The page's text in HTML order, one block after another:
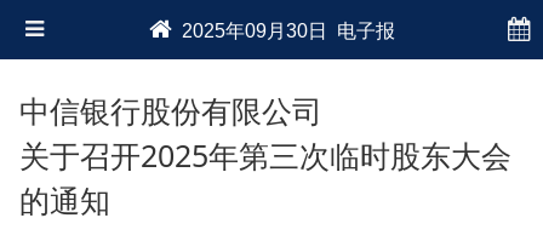
2025年09月30日 电子报
中信银行股份有限公司
关于召开2025年第三次临时股东大会
的通知